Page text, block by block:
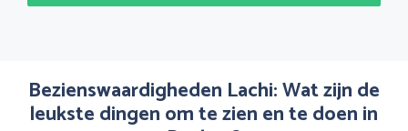
Bezienswaardigheden Lachi: Wat zijn de
leukste dingen om te zien en te doen in